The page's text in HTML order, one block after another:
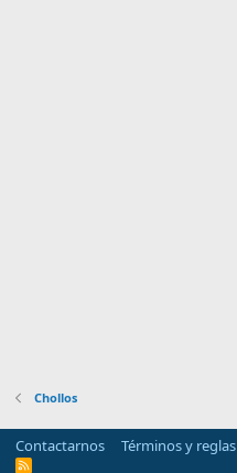
Chollos
Contactarnos Términos y reglas
R